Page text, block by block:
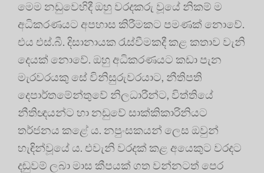
මෙම නඩුවෙහිදී ඔහු වරදකරු වූයේ නිකම් ම
අධිකරණයට අපහාස කිරීමකට පමණක් නොවේ.
එය එස්.බී. දිසානායක රැස්වීමකදී කළ කතාව වැනි
දෙයක් නොවේ. ඔහු අධිකරණයට කඩා පැන
මැරවරයකු සේ විනිසුරුවරයාට, නීතිපති
දෙපාර්තමේන්තුවේ නිලධාරීන්ට, විත්තියේ
නීතිඥයන්ට හා නඩුවේ සාක්කිකාරිනියට
තර්ජනය කළේ ය. නපුංසකයන් ලෙස ඔවුන්
හැඳින්වූයේ ය. එවැනි වරදක් කළ අයෙකුට වරදට
දඬුවම් ලබා මාස කීපයක් ගත වන්නටත් පෙර